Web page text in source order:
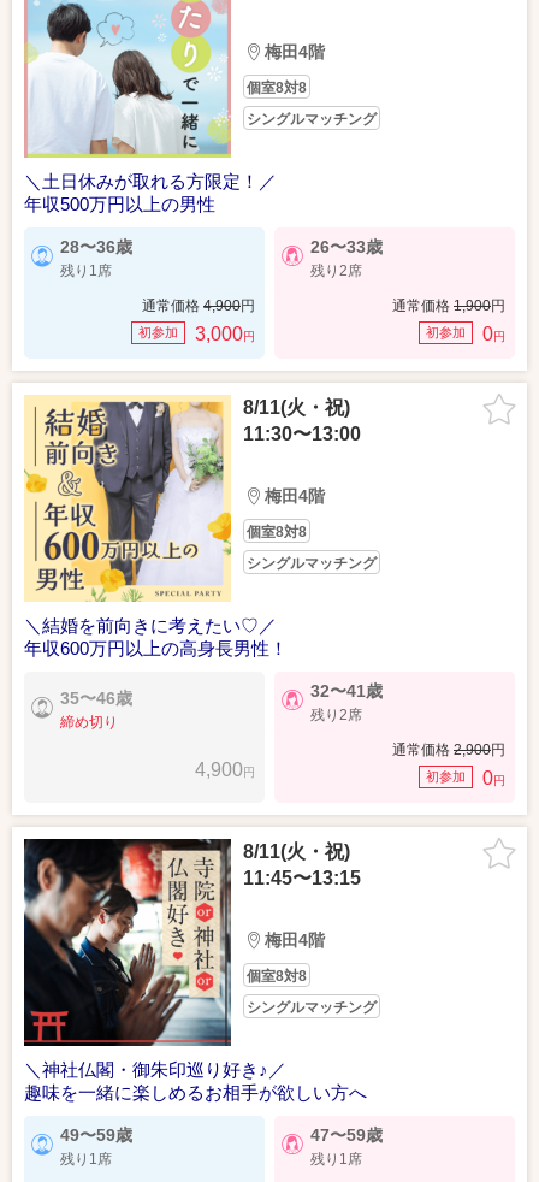
梅田4階
個室8対8
シングルマッチング
＼土日休みが取れる方限定！／
年収500万円以上の男性
28〜36歳
残り1席
通常価格 4,900円
初参加 3,000円
26〜33歳
残り2席
通常価格 1,900円
初参加 0円
8/11(火・祝)
11:30〜13:00
梅田4階
個室8対8
シングルマッチング
＼結婚を前向きに考えたい♡／
年収600万円以上の高身長男性！
35〜46歳
締め切り
4,900円
32〜41歳
残り2席
通常価格 2,900円
初参加 0円
8/11(火・祝)
11:45〜13:15
梅田4階
個室8対8
シングルマッチング
＼神社仏閣・御朱印巡り好き♪／
趣味を一緒に楽しめるお相手が欲しい方へ
49〜59歳
残り1席
47〜59歳
残り1席